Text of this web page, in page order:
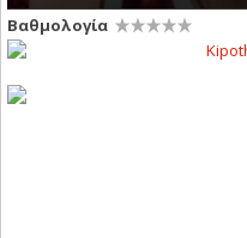
Βαθμολογία